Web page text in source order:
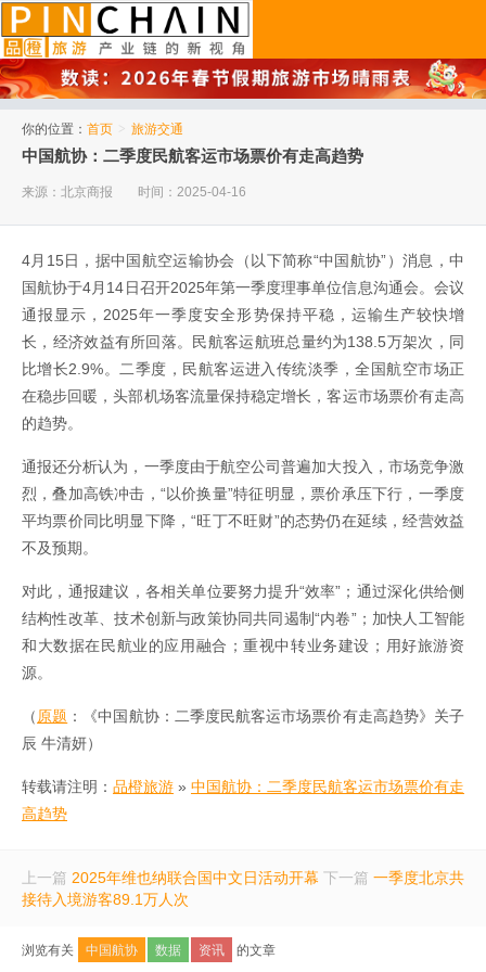
你的位置： 首页 > 旅游交通
中国航协：二季度民航客运市场票价有走高趋势
来源：北京商报 时间：2025-04-16
4月15日，据中国航空运输协会（以下简称“中国航协”）消息，中
国航协于4月14日召开2025年第一季度理事单位信息沟通会。会议
通报显示，2025年一季度安全形势保持平稳，运输生产较快增
长，经济效益有所回落。民航客运航班总量约为138.5万架次，同
比增长2.9%。二季度，民航客运进入传统淡季，全国航空市场正
在稳步回暖，头部机场客流量保持稳定增长，客运市场票价有走高
的趋势。
通报还分析认为，一季度由于航空公司普遍加大投入，市场竞争激
烈，叠加高铁冲击，“以价换量”特征明显，票价承压下行，一季度
平均票价同比明显下降，“旺丁不旺财”的态势仍在延续，经营效益
不及预期。
对此，通报建议，各相关单位要努力提升“效率”；通过深化供给侧
结构性改革、技术创新与政策协同共同遏制“内卷”；加快人工智能
和大数据在民航业的应用融合；重视中转业务建设；用好旅游资
源。
（原题 ：《中国航协：二季度民航客运市场票价有走高趋势》关子
辰 牛清妍）
转载请注明： 品橙旅游 » 中国航协：二季度民航客运市场票价有走
高趋势
上一篇 2025年维也纳联合国中文日活动开幕 下一篇 一季度北京共
接待入境游客89.1万人次
浏览有关 中国航协 数据 资讯 的文章